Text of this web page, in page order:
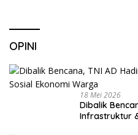
OPINI
18 Mei 2026
Dibalik
Infrastruktur